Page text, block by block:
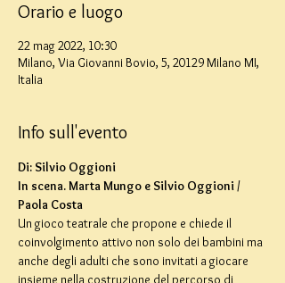
Orario e luogo
22 mag 2022, 10:30
Milano, Via Giovanni Bovio, 5, 20129 Milano MI,
Italia
Info sull'evento
Di: Silvio Oggioni
In scena. Marta Mungo e Silvio Oggioni /
Paola Costa
Un gioco teatrale che propone e chiede il
coinvolgimento attivo non solo dei bambini ma
anche degli adulti che sono invitati a giocare
insieme nella costruzione del percorso di